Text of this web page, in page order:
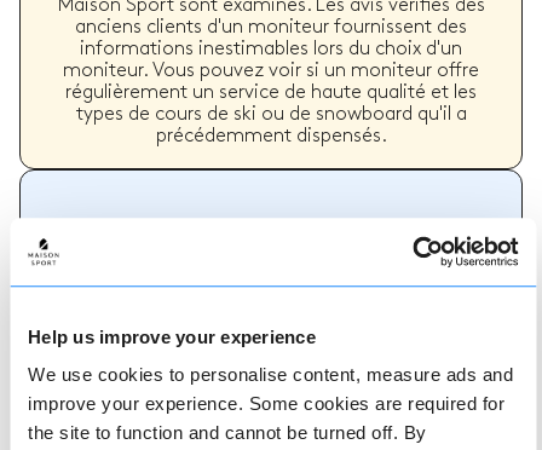
Help us improve your experience
We use cookies to personalise content, measure ads and
improve your experience. Some cookies are required for
the site to function and cannot be turned off. By
Maison Sport sont examinés. Les avis vérifiés des
anciens clients d'un moniteur fournissent des
informations inestimables lors du choix d'un
moniteur. Vous pouvez voir si un moniteur offre
régulièrement un service de haute qualité et les
types de cours de ski ou de snowboard qu'il a
précédemment dispensés.
Comment réserver
simple, notre équipe amicale et experte est
toujours prête à vous aider - réservez
instantanément en ligne ou parlez à notre équipe
si vous avez besoin d'aide.